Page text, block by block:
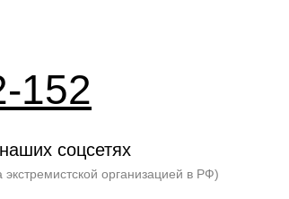
соцсетях
организацией в РФ)
152